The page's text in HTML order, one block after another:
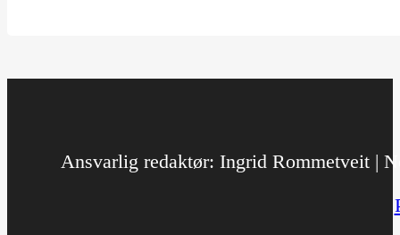
Ansvarlig redaktør: Ingrid Rommetveit |